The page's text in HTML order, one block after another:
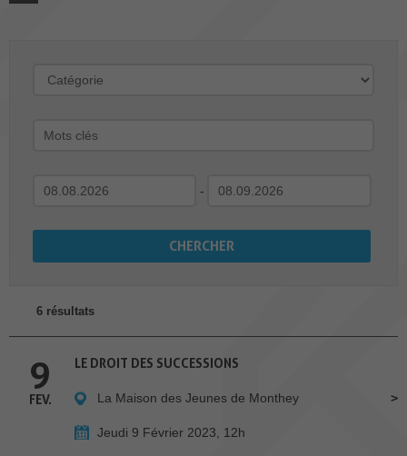
-
6 résultats
9
FEV.
LE DROIT DES SUCCESSIONS
La Maison des Jeunes de Monthey
Jeudi 9 Février 2023, 12h